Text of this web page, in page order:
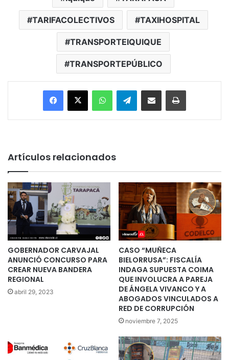
TARIFACOLECTIVOS TAXIHOSPITAL
TRANSPORTEIQUIQUE
TRANSPORTEPÚBLICO
Facebook
X WhatsAppTelegramEnviar vía email Imprimir
Artículos relacionados
GOBERNADOR CARVAJAL
ANUNCIÓ CONCURSO PARA
CREAR NUEVA BANDERA
REGIONAL
abril 29, 2023
CASO “MUÑECA
BIELORRUSA”: FISCALÍA
INDAGA SUPUESTA COIMA
QUE INVOLUCRA A PAREJA
DE ÁNGELA VIVANCO Y A
ABOGADOS VINCULADOS A
RED DE CORRUPCIÓN
noviembre 7, 2025